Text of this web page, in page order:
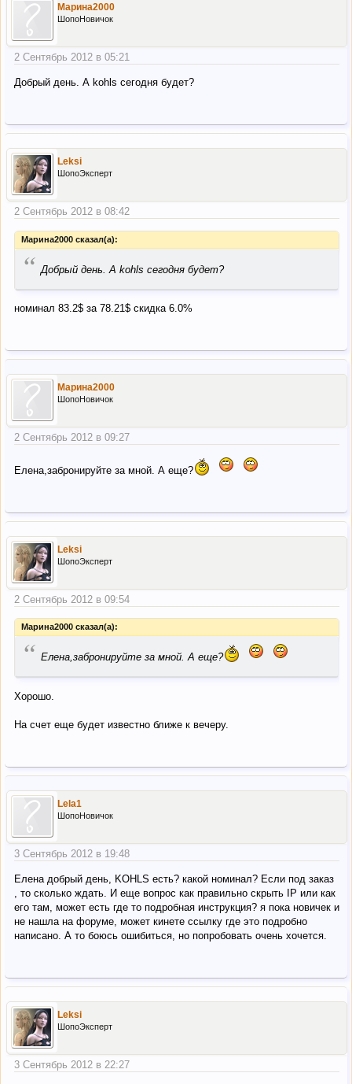
Марина2000
ШопоНовичок
2 Сентябрь 2012 в 05:21
Добрый день. А kohls сегодня будет?
Leksi
ШопоЭксперт
2 Сентябрь 2012 в 08:42
Марина2000 сказал(а):
“ Добрый день. А kohls сегодня будет?
номинал 83.2$ за 78.21$ скидка 6.0%
Марина2000
ШопоНовичок
2 Сентябрь 2012 в 09:27
Елена,забронируйте за мной. А еще?
Leksi
ШопоЭксперт
2 Сентябрь 2012 в 09:54
Марина2000 сказал(а):
“ Елена,забронируйте за мной. А еще?
Хорошо.
На счет еще будет известно ближе к вечеру.
Lela1
ШопоНовичок
3 Сентябрь 2012 в 19:48
Елена добрый день, KOHLS есть? какой номинал? Если под заказ
, то сколько ждать. И еще вопрос как правильно скрыть IP или как
его там, может есть где то подробная инструкция? я пока новичек и
не нашла на форуме, может кинете ссылку где это подробно
написано. А то боюсь ошибиться, но попробовать очень хочется.
Leksi
ШопоЭксперт
3 Сентябрь 2012 в 22:27